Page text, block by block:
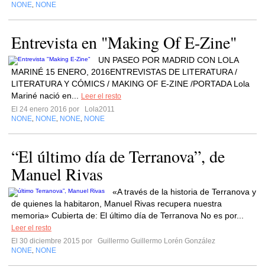
NONE NONE
Entrevista en "Making Of E-Zine"
UN PASEO POR MADRID CON LOLA
MARINÉ 15 ENERO, 2016ENTREVISTAS DE LITERATURA /
LITERATURA Y CÓMICS / MAKING OF E-ZINE /PORTADA Lola
Mariné nació en...
Leer el resto
El 24 enero 2016 por
Lola2011
NONE NONE NONE NONE
“El último día de Terranova”, de
Manuel Rivas
«A través de la historia de Terranova y
de quienes la habitaron, Manuel Rivas recupera nuestra
memoria» Cubierta de: El último día de Terranova No es por...
Leer el resto
El 30 diciembre 2015 por
Guillermo Guillermo Lorén González
NONE NONE